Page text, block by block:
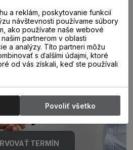
sa s
u nás na
TERMÍN
a reklám, poskytovanie funkcií
návštevnosti používame súbory
ako používate naše webové
partnerom v oblasti
a analýzy. Títo partneri môžu
s ďalšími údajmi, ktoré
od vás získali, keď ste používali
Povoliť všetko